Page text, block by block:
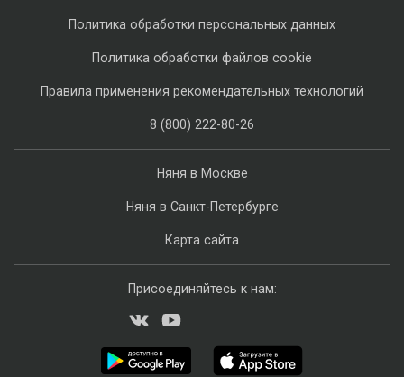
Няня в Москве
Няня в Санкт-Петербурге
Карта сайта
Политика обработки персональных данных
Политика обработки файлов cookie
Правила применения рекомендательных технологий
8 (800) 222-80-26
Присоединяйтесь к нам: